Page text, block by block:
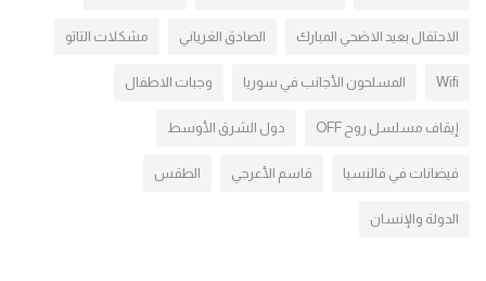
الاحتفال بعيد الاضحي المبارك الصادق الغرياني مشكلات التاتو
Wifi المسلحون الأجانب في سوريا وجبات الاطفال
إيقاف مسلسل روح OFF دول الشرق الأوسط
فيضانات في فالنسيا قاسم الأعرجي الطقس
الدولة والإنسان